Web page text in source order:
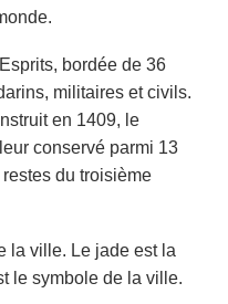
bordée de 36
militaires et civils.
en 1409, le
conservé parmi 13
du troisième
la ville. Le jade est la
le symbole de la ville.